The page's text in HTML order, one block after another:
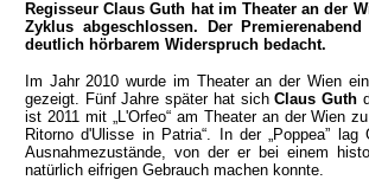
Regisseur Claus Guth hat im Theater an der
Zyklus abgeschlossen. Der
deutlich hörbarem Widerspruch bedacht.
Im Jahr 2010 wurde im Theater an der Wien
gezeigt. Fünf Jahre später hat sichClaus Guth
ist 2011 mit „L'Orfeo“ am Theater an der Wien
Ritorno d'Ulisse in Patria“. In der „Poppea”
Ausnahmezustände, von der er bei einem
natürlich eifrigen Gebrauch machen konnte.